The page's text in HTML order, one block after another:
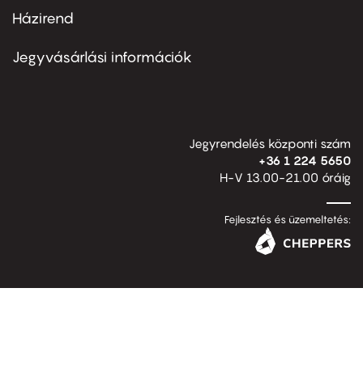
Footer
second
Házirend
Jegyvásárlási információk
Jegyrendelés központi szám
+36 1 224 5650
H-V 13.00-21.00 óráig
Fejlesztés és üzemeltetés: